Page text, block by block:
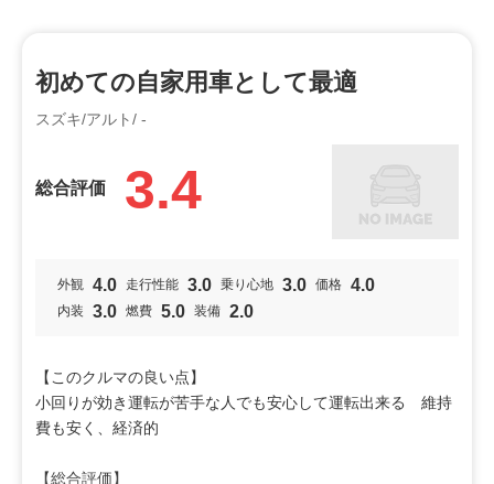
９０点
投稿者：ろこ軽自動車
利用シーン
初めての自家用車として最適
スズキ/アルト/ -
総合評価 3.4
外観 4.0 走行性能 3.0 乗り心地 3.0 価格 4.0
内装 3.0 燃費 5.0 装備 2.0
【このクルマの良い点】
小回りが効き運転が苦手な人でも安心して運転出来る 維持
費も安く、経済的
【総合評価】